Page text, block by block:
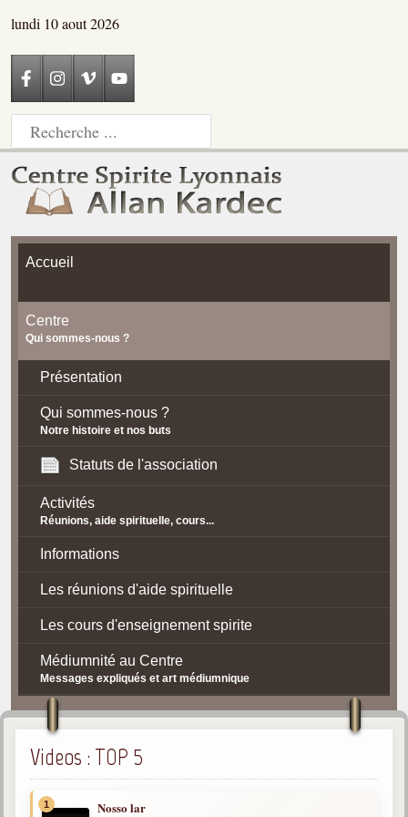
lundi 10 aout 2026
Accueil
Centre
Qui sommes-nous ?
Présentation
Qui sommes-nous ?
Notre histoire et nos buts
Statuts de l'association
Activités
Réunions, aide spirituelle, cours...
Informations
Les réunions d'aide spirituelle
Les cours d'enseignement spirite
Médiumnité au Centre
Messages expliqués et art médiumnique
Contact / Accès
Plan d'accès
Spiritisme
La doctrine Spirite
Videos : TOP 5
1 Nosso lar